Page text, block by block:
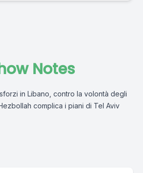
Notes
in Libano, contro la volontà degli
complica i piani di Tel Aviv